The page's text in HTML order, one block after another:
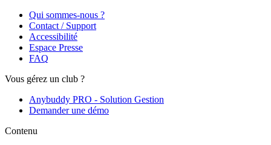
Qui sommes-nous ?
Contact / Support
Accessibilité
Espace Presse
FAQ
Vous gérez un club ?
Anybuddy PRO - Solution Gestion
Demander une démo
Contenu